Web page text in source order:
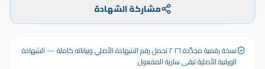
مشاركة الشهادة
نسخة رقمية مجدَّدة ٢٠٢٦ تحمل رقم الشهادة الأصلي وبياناته كاملة — الشهادة
الورقية الأصلية تبقى سارية المفعول.